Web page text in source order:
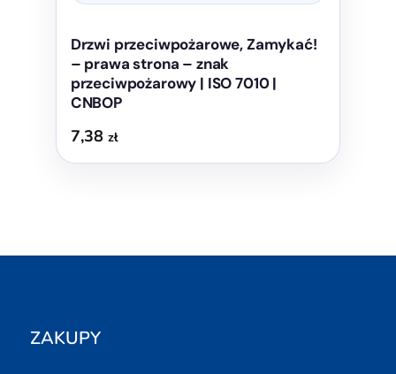
Drzwi przeciwpożarowe, Zamykać!
– prawa strona – znak
przeciwpożarowy | ISO 7010 |
CNBOP
7,38 zł
ZAKUPY